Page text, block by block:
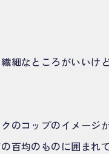
細なところがいいけ
のコップのイメージ
百均のものに囲まれ